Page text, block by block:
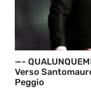
—-
Verso
Peggio